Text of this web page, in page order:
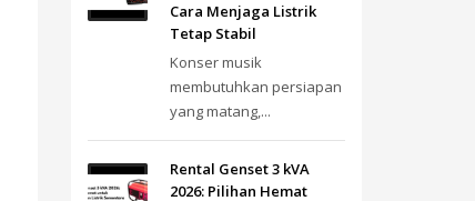
Cara Menjaga Listrik
Tetap Stabil
Konser musik
membutuhkan persiapan
yang matang,...
Rental Genset 3 kVA
2026: Pilihan Hemat